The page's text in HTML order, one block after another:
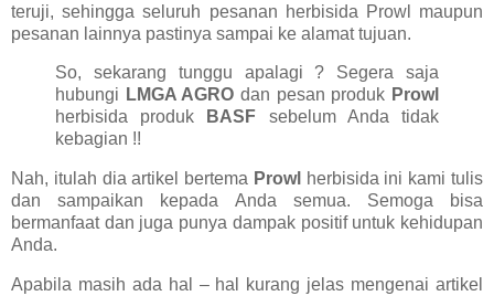
teruji, sehingga seluruh pesanan herbisida Prowl maupun
pesanan lainnya pastinya sampai ke alamat tujuan.
So, sekarang tunggu apalagi ? Segera saja
hubungi LMGA AGRO dan pesan produk Prowl
herbisida produk
BASF sebelum Anda tidak
kebagian !!
Nah, itulah dia artikel bertema Prowl herbisida ini kami tulis
dan sampaikan kepada Anda semua. Semoga bisa
bermanfaat dan juga punya dampak positif untuk kehidupan
Anda.
Apabila masih ada hal – hal kurang jelas mengenai artikel